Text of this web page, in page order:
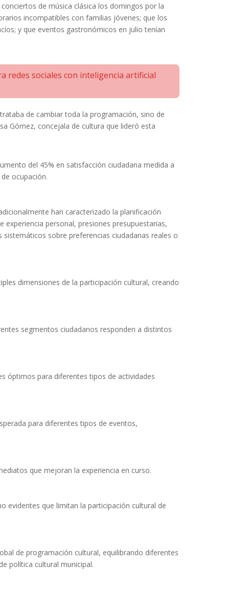
de música clásica los domingos por la
incompatibles con familias jóvenes; que los
y que eventos gastronómicos en julio tenían
redes sociales con inteligencia artificial
de cambiar toda la programación, sino de
Gómez, concejala de cultura que lideró esta
del 45% en satisfacción ciudadana medida a
ocupación.
han caracterizado la planificación
personal, presiones presupuestarias,
sobre preferencias ciudadanas reales o
dimensiones de la participación cultural, creando
segmentos ciudadanos responden a distintos
óptimos para diferentes tipos de actividades
para diferentes tipos de eventos,
que mejoran la experiencia en curso.
evidentes que limitan la participación cultural de
de programación cultural, equilibrando diferentes
política cultural municipal.